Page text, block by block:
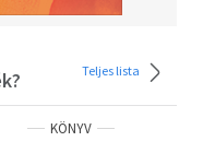
Teljes lista
KÖNYV